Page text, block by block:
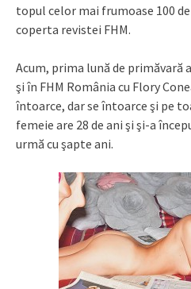
topul celor mai frumoase 100
coperta revistei FHM.
Acum, prima lună de primăvară
şi în FHM România cu Flory
întoarce, dar se întoarce şi pe
femeie are 28 de ani şi şi-a
urmă cu şapte ani.